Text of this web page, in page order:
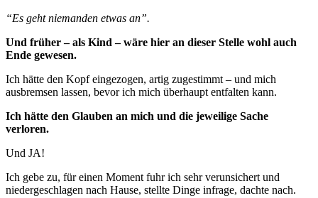
“Es geht niemanden etwas an”.
Und früher – als Kind – wäre hier an dieser Stelle wohl auch
Ende gewesen.
Ich hätte den Kopf eingezogen, artig zugestimmt – und mich
ausbremsen lassen, bevor ich mich überhaupt entfalten kann.
Ich hätte den Glauben an mich und die jeweilige Sache
verloren.
Und JA!
Ich gebe zu, für einen Moment fuhr ich sehr verunsichert und
niedergeschlagen nach Hause, stellte Dinge infrage, dachte nach.